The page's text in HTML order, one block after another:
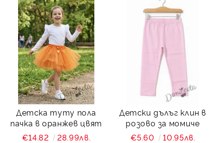
Детска туту пола
пачка в оранжев цвят
€14.82
28.99лв.
Детски дълъг клин в
розово за момиче
€5.60
10.95лв.